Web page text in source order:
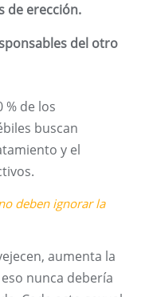
de erección.
del otro
% de los
buscan
y el
deben ignorar la
aumenta la
nunca debería